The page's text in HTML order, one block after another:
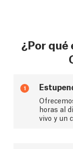
¿Por qué
1
horas al
vivo y un